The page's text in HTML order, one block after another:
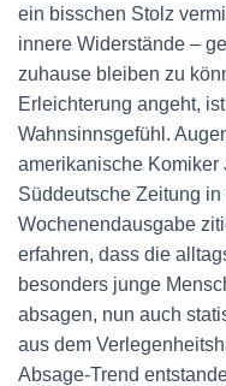
ein bisschen Stolz
innere Widerstände –
zuhause bleiben zu
Erleichterung angeht,
Wahnsinnsgefühl.
amerikanische Komiker
Süddeutsche Zeitung
Wochenendausgabe
erfahren, dass die
besonders junge
absagen, nun auch
aus dem
Absage-Trend